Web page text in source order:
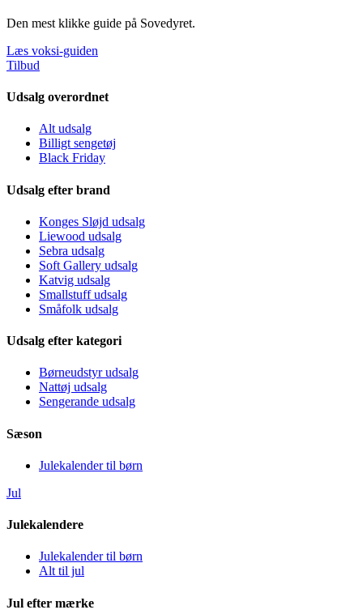
Den mest klikke guide på Sovedyret.
Læs voksi-guiden
Tilbud
Udsalg overordnet
Alt udsalg
Billigt sengetøj
Black Friday
Udsalg efter brand
Konges Sløjd udsalg
Liewood udsalg
Sebra udsalg
Soft Gallery udsalg
Katvig udsalg
Smallstuff udsalg
Småfolk udsalg
Udsalg efter kategori
Børneudstyr udsalg
Nattøj udsalg
Sengerande udsalg
Sæson
Julekalender til børn
Jul
Julekalendere
Julekalender til børn
Alt til jul
Jul efter mærke